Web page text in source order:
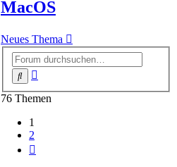
MacOS
Neues Thema
Suche
76 Themen
1
2